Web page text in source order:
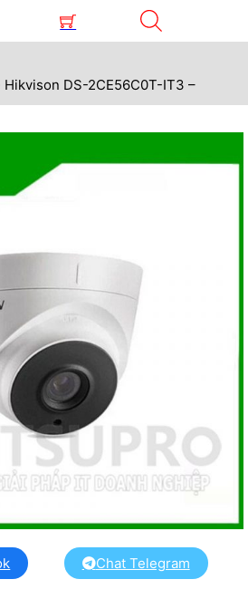
Hikvison DS-2CE56C0T-IT3 –
Chat Telegram